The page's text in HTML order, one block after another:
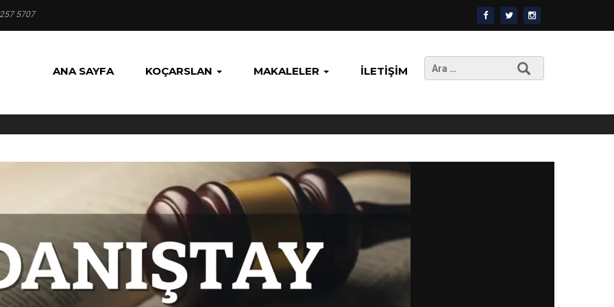
5707
ANA SAYFA KOÇARSLAN MAKALELER İLETIŞIM
Arama: